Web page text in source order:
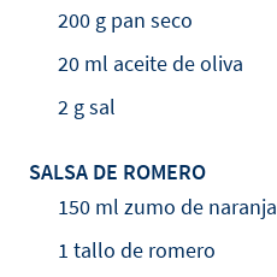
200 g pan seco
20 ml aceite de oliva
2 g sal
SALSA DE ROMERO
150 ml zumo de naranja
1 tallo de romero